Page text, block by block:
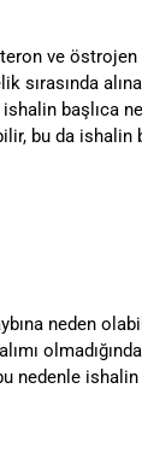
ve östrojen
sırasında
başlıca
bu da ishalin
neden
nedenle